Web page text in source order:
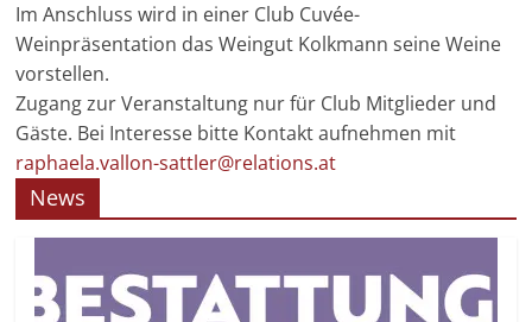
Im Anschluss wird in einer Club Cuvée-
Weinpräsentation das Weingut Kolkmann seine Weine
vorstellen.
Zugang zur Veranstaltung nur für Club Mitglieder und
Gäste. Bei Interesse bitte Kontakt aufnehmen mit
raphaela.vallon-sattler@relations.at
News